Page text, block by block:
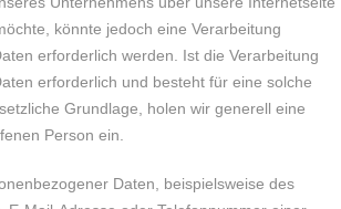
könnte jedoch eine Verarbeitung
erforderlich werden. Ist die Verarbeitung
erforderlich und besteht für eine solche
Grundlage, holen wir generell eine
Person ein.
Daten, beispielsweise des